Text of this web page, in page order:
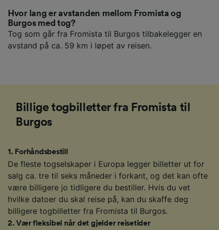
Hvor lang er avstanden mellom Fromista og
Burgos med tog?
Tog som går fra Fromista til Burgos tilbakelegger en
avstand på ca. 59 km i løpet av reisen.
Billige togbilletter fra Fromista til
Burgos
1 . Forhåndsbestill
De fleste togselskaper i Europa legger billetter ut for
salg ca. tre til seks måneder i forkant, og det kan ofte
være billigere jo tidligere du bestiller. Hvis du vet
hvilke datoer du skal reise på, kan du skaffe deg
billigere togbilletter fra Fromista til Burgos.
2.Vær fleksibel når det gjelder reisetider